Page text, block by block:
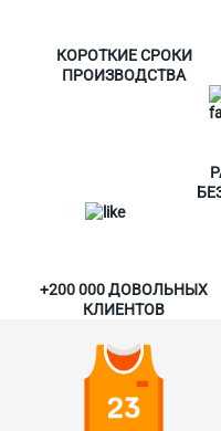
КОРОТКИЕ СРОКИ
ПРОИЗВОДСТВА
+200 000 ДОВОЛЬНЫХ
КЛИЕНТОВ